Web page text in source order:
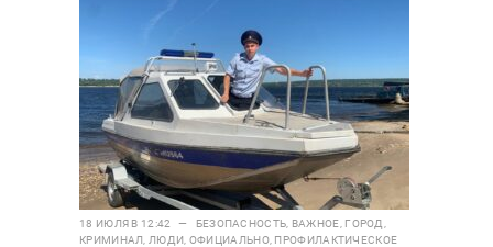
18 ИЮЛЯ В 12:42 — БЕЗОПАСНОСТЬ ВАЖНОЕ ГОРОД
КРИМИНАЛ
ЛЮДИ ОФИЦИАЛЬНО, ПРОФИЛАКТИЧЕСКОЕ